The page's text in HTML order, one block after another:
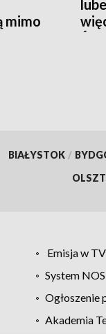
mimo
BIAŁYSTOK /
Emisja w
System NOS
Ogłoszenie
Akademia